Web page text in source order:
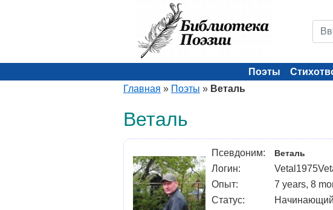
Поэты
Главная » Поэты » Веталь
Веталь
Псевдоним: Веталь
Логин:
Опыт:
7 years, 8
Статус: